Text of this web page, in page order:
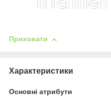
Приховати
Характеристики
Основні атрибути